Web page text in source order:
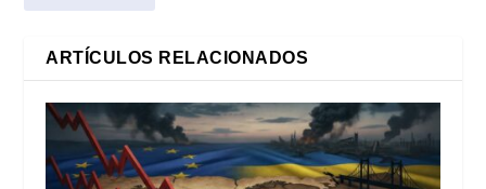
ARTÍCULOS RELACIONADOS